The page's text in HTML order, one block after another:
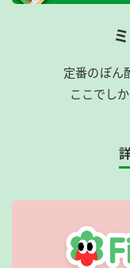
定番のぽん
ここでし